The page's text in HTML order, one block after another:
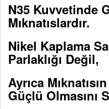
N35 Kuvvetinde
Mıknatıslardır.
Nikel Kaplama
Parlaklığı Değil,
Ayrıca
Güçlü Olmasını